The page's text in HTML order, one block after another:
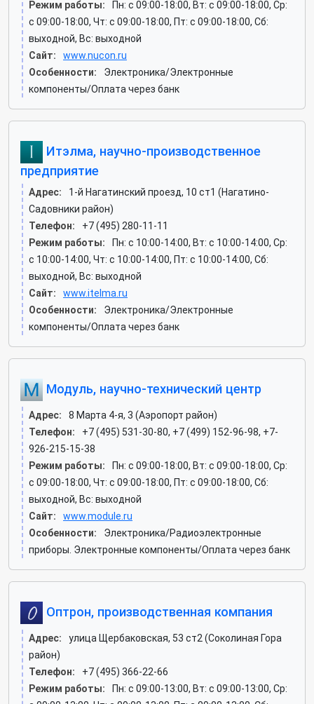
Режим работы:
Пн: c 09:00-18:00, Вт: c 09:00-18:00, Ср:
c 09:00-18:00, Чт: c 09:00-18:00, Пт: c 09:00-18:00, Сб:
выходной, Вс: выходной
Сайт:
www.nucon.ru
Особенности:
Электроника/Электронные
компоненты/Оплата через банк
Итэлма, научно-производственное
предприятие
Адрес:
1-й Нагатинский проезд, 10 ст1 (Нагатино-
Садовники район)
Телефон:
+7 (495) 280-11-11
Режим работы:
Пн: c 10:00-14:00, Вт: c 10:00-14:00, Ср:
c 10:00-14:00, Чт: c 10:00-14:00, Пт: c 10:00-14:00, Сб:
выходной, Вс: выходной
Сайт:
www.itelma.ru
Особенности:
Электроника/Электронные
компоненты/Оплата через банк
Модуль, научно-технический центр
Адрес:
8 Марта 4-я, 3 (Аэропорт район)
Телефон:
+7 (495) 531-30-80, +7 (499) 152-96-98, +7-
926-215-15-38
Режим работы:
Пн: c 09:00-18:00, Вт: c 09:00-18:00, Ср:
c 09:00-18:00, Чт: c 09:00-18:00, Пт: c 09:00-18:00, Сб:
выходной, Вс: выходной
Сайт:
www.module.ru
Особенности:
Электроника/Радиоэлектронные
приборы. Электронные компоненты/Оплата через банк
Оптрон, производственная компания
Адрес:
улица Щербаковская, 53 ст2 (Соколиная Гора
район)
Телефон:
+7 (495) 366-22-66
Режим работы:
Пн: c 09:00-13:00, Вт: c 09:00-13:00, Ср: